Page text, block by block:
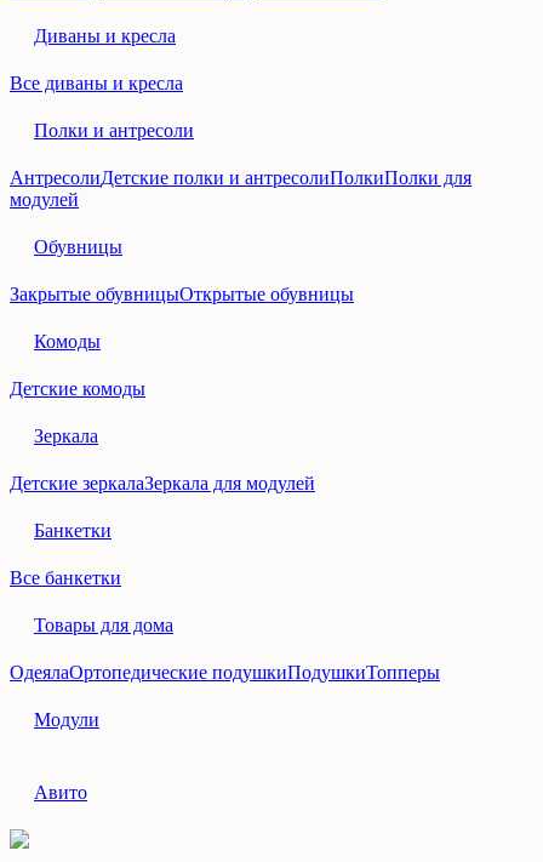
Диваны и кресла
Все диваны и кресла
Полки и антресоли
АнтресолиДетские полки и антресолиПолкиПолки для
модулей
Обувницы
Закрытые обувницыОткрытые обувницы
Комоды
Детские комоды
Зеркала
Детские зеркалаЗеркала для модулей
Банкетки
Все банкетки
Товары для дома
ОдеялаОртопедические подушкиПодушкиТопперы
Модули
Авито